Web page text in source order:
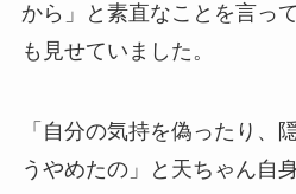
から」と素直なことを言っ
も見せていました。
「自分の気持を偽ったり、
うやめたの」と天ちゃん自